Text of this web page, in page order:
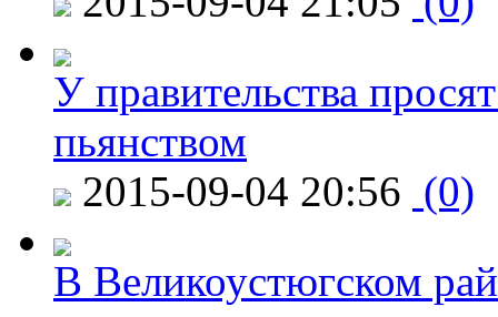
У правительства
пьянством
2015-09-04 20:56 (0)
В Великоустюгском